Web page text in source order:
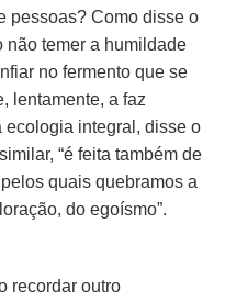
pessoas? Como disse o
não temer a humildade
no fermento que se
lentamente, a faz
ecologia integral, disse o
“é feita também de
quais quebramos a
do egoísmo”.
recordar outro